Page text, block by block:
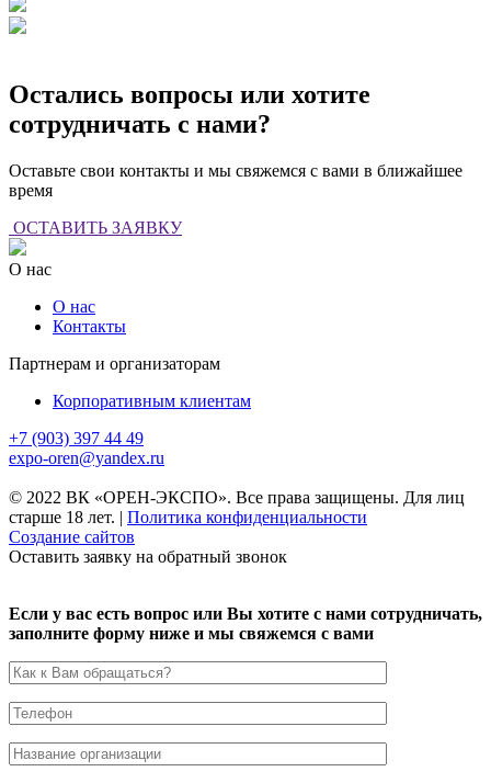
Остались вопросы или хотите
сотрудничать с нами?
Оставьте свои контакты и мы свяжемся с вами в ближайшее
время
ОСТАВИТЬ ЗАЯВКУ
О нас
О нас
Контакты
Партнерам и организаторам
Корпоративным клиентам
+7 (903) 397 44 49
expo-oren@yandex.ru
© 2022 ВК «ОРЕН-ЭКСПО». Все права защищены. Для лиц
старше 18 лет. | Политика конфиденциальности
Создание сайтов
Оставить заявку на обратный звонок
Если у вас есть вопрос или Вы хотите с нами сотрудничать,
заполните форму ниже и мы свяжемся с вами